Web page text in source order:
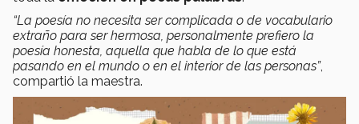
“La poesía no necesita ser complicada o de vocabulario
extraño para ser hermosa, personalmente prefiero la
poesía honesta, aquella que habla de lo que está
pasando en el mundo o en el interior de las personas”,
compartió la maestra.